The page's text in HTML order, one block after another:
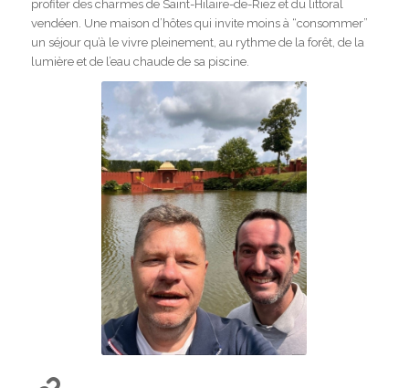
profiter des charmes de Saint-Hilaire-de-Riez et du littoral
vendéen. Une maison d’hôtes qui invite moins à “consommer”
un séjour qu’à le vivre pleinement, au rythme de la forêt, de la
lumière et de l’eau chaude de sa piscine.